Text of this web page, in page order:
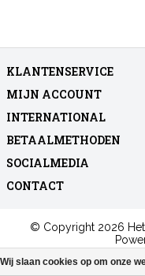
KLANTENSERVICE
MIJN ACCOUNT
INTERNATIONAL
BETAALMETHODEN
SOCIALMEDIA
CONTACT
© Copyright 2026
All rights
Wij slaan cookies op om onze